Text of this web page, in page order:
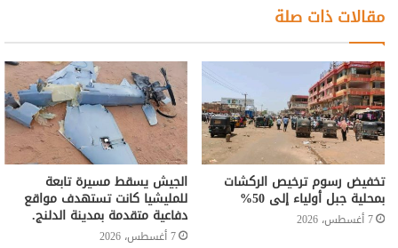
مقالات ذات صلة
تخفيض رسوم ترخيص الركشات
بمحلية جبل أولياء إلى 50%
7 أغسطس، 2026
الجيش يسقط مسيرة تابعة
للمليشيا كانت تستهدف مواقع
دفاعية متقدمة بمدينة الدلنج.
7 أغسطس، 2026